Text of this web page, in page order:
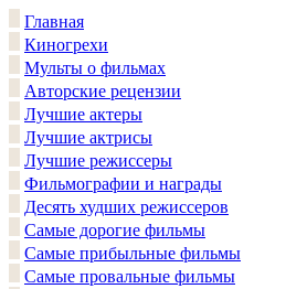
Главная
Киногрехи
Мульты о фильмах
Авторские рецензии
Лучшие актеры
Лучшие актрисы
Лучшие режиссеры
Фильмографии и награды
Десять худших режиссеров
Самые дорогие фильмы
Самые прибыльные фильмы
Самые провальные фильмы